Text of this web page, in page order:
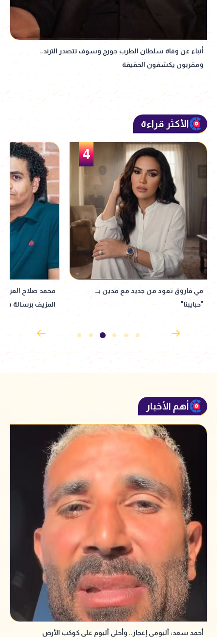
أنباء عن وفاة سلطان الطرب جورج وسوف تتصدر الترند..
ومقربون يكشفون الحقيقة
الأكثر قراءة
5
محمد صلاح العزب يعلق على واقعة القاضي
المزيف برسالة ساخرة لافتة
أحمد العوضي
رمضان 2027 الجديد
أهم الأخبار
أحمد سعد: ألبومي إعجاز.. وأحلى ألبوم على كوكب الأرض